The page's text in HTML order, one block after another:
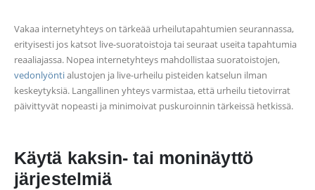
Vakaa internetyhteys on tärkeää urheilutapahtumien seurannassa,
erityisesti jos katsot live-suoratoistoja tai seuraat useita tapahtumia
reaaliajassa. Nopea internetyhteys mahdollistaa suoratoistojen,
vedonlyöntialustojen ja live-urheilu pisteiden katselun ilman
keskeytyksiä. Langallinen yhteys varmistaa, että urheilu tietovirrat
päivittyvät nopeasti ja minimoivat puskuroinnin tärkeissä hetkissä.
Käytä kaksin- tai moninäyttö
järjestelmiä